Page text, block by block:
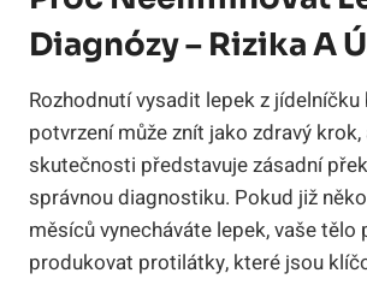
Diagnózy – Rizika A
Rozhodnutí vysadit lepek z
potvrzení může znít jako zdravý krok,
skutečnosti představuje zásadní
správnou diagnostiku. Pokud již
měsíců vynecháváte lepek, vaše tělo
produkovat protilátky, které jsou